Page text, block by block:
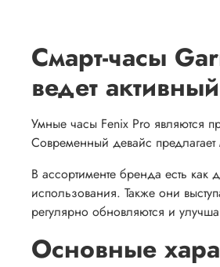
Смарт-часы
ведет
Умные часы Fenix Pro являются
Современный девайс
В ассортименте бренда есть
использования. Также они
регулярно обновляются и
Основные